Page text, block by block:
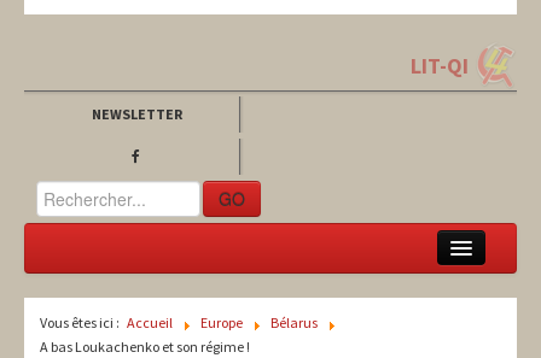
LIT-QI
NEWSLETTER
GO
Vous êtes ici : Accueil Europe
Bélarus
A bas Loukachenko et son régime !